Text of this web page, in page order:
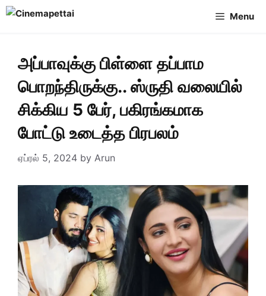
Skip
Menu
அப்பாவுக்கு பிள்ளை தப்பாம
பொறந்திருக்கு.. ஸ்ருதி வலையில்
சிக்கிய 5 பேர், பகிரங்கமாக
போட்டு உடைத்த பிரபலம்
ஏப்ரல் 5, 2024 by Arun